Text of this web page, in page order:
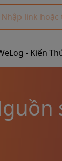
- Kiến